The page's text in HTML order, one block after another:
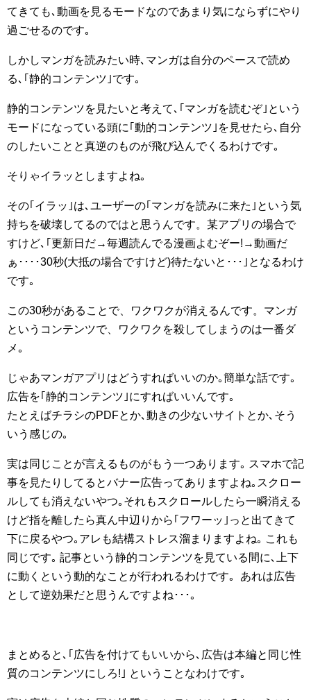
てきても､動画を見るモードなのであまり気にならずにやり
過ごせるのです｡
しかしマンガを読みたい時､マンガは自分のペースで読め
る､｢静的コンテンツ｣です｡
静的コンテンツを見たいと考えて､｢マンガを読むぞ｣という
モードになっている頭に｢動的コンテンツ｣を見せたら､自分
のしたいことと真逆のものが飛び込んでくるわけです｡
そりゃイラッとしますよね｡
その｢イラッ｣は､ユーザーの｢マンガを読みに来た｣という気
持ちを破壊してるのではと思うんです。某アプリの場合で
すけど､｢更新日だ→毎週読んでる漫画よむぞー!→動画だ
ぁ････30秒(大抵の場合ですけど)待たないと･･･｣となるわけ
です｡
この30秒があることで、ワクワクが消えるんです。マンガ
というコンテンツで、ワクワクを殺してしまうのは一番ダ
メ｡
じゃあマンガアプリはどうすればいいのか｡簡単な話です｡
広告を｢静的コンテンツ｣にすればいいんです｡
たとえばチラシのPDFとか､動きの少ないサイトとか､そう
いう感じの｡
実は同じことが言えるものがもう一つあります｡ スマホで記
事を見たりしてるとバナー広告ってありますよね｡スクロー
ルしても消えないやつ｡それもスクロールしたら一瞬消える
けど指を離したら真ん中辺りから｢フワーッ｣っと出てきて
下に戻るやつ｡アレも結構ストレス溜まりますよね｡ これも
同じです｡ 記事という静的コンテンツを見ている間に､上下
に動くという動的なことが行われるわけです｡ あれは広告
として逆効果だと思うんですよね･･･｡
まとめると､｢広告を付けてもいいから､広告は本編と同じ性
質のコンテンツにしろ!｣ ということなわけです｡